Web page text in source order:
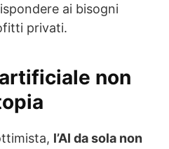
ai bisogni
privati.
non
l’AI da sola non